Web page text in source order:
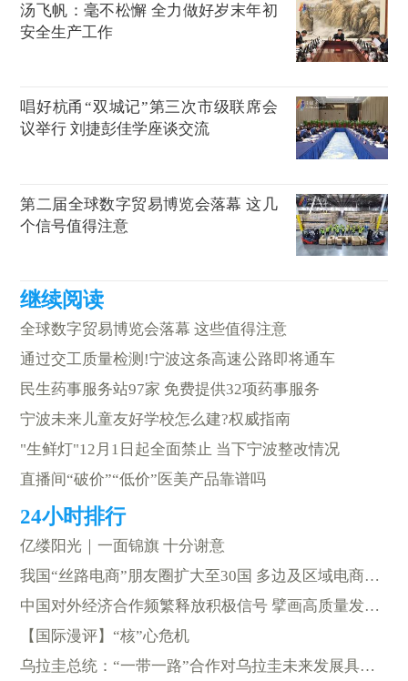
汤飞帆：毫不松懈 全力做好岁末年初
安全生产工作
唱好杭甬“双城记”第三次市级联席会
议举行 刘捷彭佳学座谈交流
第二届全球数字贸易博览会落幕 这几
个信号值得注意
全球数字贸易博览会落幕 这些值得注意
通过交工质量检测!宁波这条高速公路即将通车
民生药事服务站97家 免费提供32项药事服务
宁波未来儿童友好学校怎么建?权威指南
"生鲜灯"12月1日起全面禁止 当下宁波整改情况
直播间“破价”“低价”医美产品靠谱吗
亿缕阳光｜一面锦旗 十分谢意
我国“丝路电商”朋友圈扩大至30国 多边及区域电商合作机制取得显著成效
中国对外经济合作频繁释放积极信号 擘画高质量发展新蓝图
【国际漫评】“核”心危机
乌拉圭总统：“一带一路”合作对乌拉圭未来发展具有重要意义